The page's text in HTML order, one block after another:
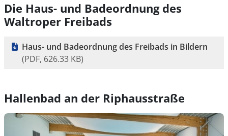
Die Haus- und Badeordnung des
Waltroper Freibads
Haus- und Badeordnung des Freibads in Bildern
(PDF, 626.33 KB)
Hallenbad an der Riphausstraße